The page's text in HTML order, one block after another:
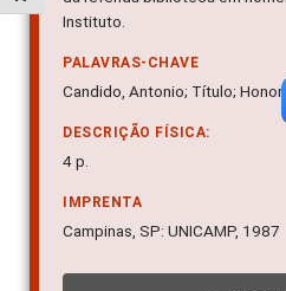
Instituto.
PALAVRAS-CHAVE
Candido, Antonio; Título;
DESCRIÇÃO FÍSICA:
4 p.
IMPRENTA
Campinas, SP: UNICAMP, 1987